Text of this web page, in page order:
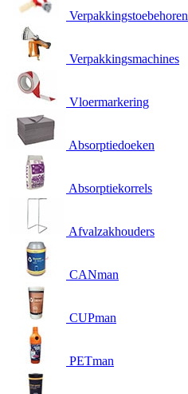
Verpakkingstoebehoren
Verpakkingsmachines
Vloermarkering
Absorptiedoeken
Absorptiekorrels
Afvalzakhouders
CANman
CUPman
PETman